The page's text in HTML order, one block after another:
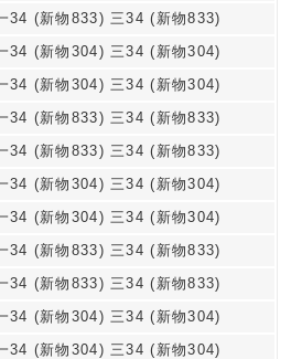
34 (新物833) 三34 (新物833)
34 (新物304) 三34 (新物304)
34 (新物304) 三34 (新物304)
34 (新物833) 三34 (新物833)
34 (新物833) 三34 (新物833)
34 (新物304) 三34 (新物304)
34 (新物304) 三34 (新物304)
34 (新物833) 三34 (新物833)
34 (新物833) 三34 (新物833)
34 (新物304) 三34 (新物304)
34 (新物304) 三34 (新物304)